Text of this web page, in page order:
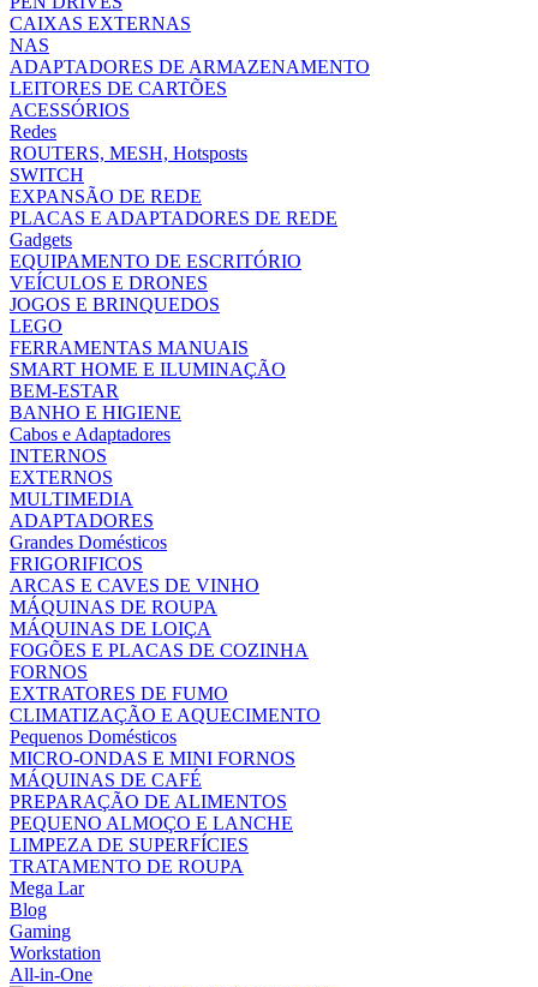
CAIXAS EXTERNAS
NAS
ADAPTADORES DE ARMAZENAMENTO
LEITORES DE CARTÕES
ACESSÓRIOS
Redes
ROUTERS, MESH, Hotsposts
SWITCH
EXPANSÃO DE REDE
PLACAS E ADAPTADORES DE REDE
Gadgets
EQUIPAMENTO DE ESCRITÓRIO
VEÍCULOS E DRONES
JOGOS E BRINQUEDOS
LEGO
FERRAMENTAS MANUAIS
SMART HOME E ILUMINAÇÃO
BEM-ESTAR
BANHO E HIGIENE
Cabos e Adaptadores
INTERNOS
EXTERNOS
MULTIMEDIA
ADAPTADORES
Grandes Domésticos
FRIGORIFICOS
ARCAS E CAVES DE VINHO
MÁQUINAS DE ROUPA
MÁQUINAS DE LOIÇA
FOGÕES E PLACAS DE COZINHA
FORNOS
EXTRATORES DE FUMO
CLIMATIZAÇÃO E AQUECIMENTO
Pequenos Domésticos
MICRO-ONDAS E MINI FORNOS
MÁQUINAS DE CAFÉ
PREPARAÇÃO DE ALIMENTOS
PEQUENO ALMOÇO E LANCHE
LIMPEZA DE SUPERFÍCIES
TRATAMENTO DE ROUPA
Mega Lar
Blog
Gaming
Workstation
All-in-One